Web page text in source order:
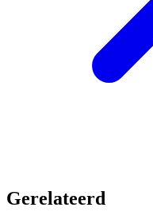
Gerelateerd